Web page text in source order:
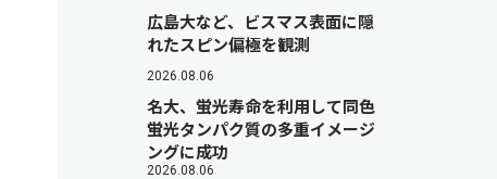
広島大など、ビスマス表面に隠
れたスピン偏極を観測
2026.08.06
名大、蛍光寿命を利用して同色
蛍光タンパク質の多重イメージ
ングに成功
2026.08.06